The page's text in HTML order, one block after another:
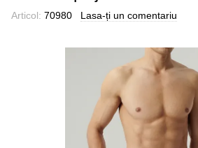
Articol: 70980 Lasa-ți un comentariu